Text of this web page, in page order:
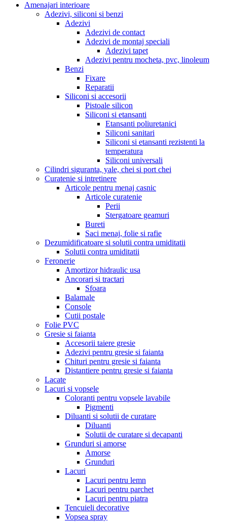
Amenajari interioare
Adezivi, siliconi si benzi
Adezivi
Adezivi de contact
Adezivi de montaj speciali
Adezivi tapet
Adezivi pentru mocheta, pvc, linoleum
Benzi
Fixare
Reparatii
Siliconi si accesorii
Pistoale silicon
Siliconi si etansanti
Etansanti poliuretanici
Siliconi sanitari
Siliconi si etansanti rezistenti la
temperatura
Siliconi universali
Cilindri siguranta, yale, chei si port chei
Curatenie si intretinere
Articole pentru menaj casnic
Articole curatenie
Perii
Stergatoare geamuri
Bureti
Saci menaj, folie si rafie
Dezumidificatoare si solutii contra umiditatii
Solutii contra umiditatii
Feronerie
Amortizor hidraulic usa
Ancorari si tractari
Sfoara
Balamale
Console
Cutii postale
Folie PVC
Gresie si faianta
Accesorii taiere gresie
Adezivi pentru gresie si faianta
Chituri pentru gresie si faianta
Distantiere pentru gresie si faianta
Lacate
Lacuri si vopsele
Coloranti pentru vopsele lavabile
Pigmenti
Diluanti si solutii de curatare
Diluanti
Solutii de curatare si decapanti
Grunduri si amorse
Amorse
Grunduri
Lacuri
Lacuri pentru lemn
Lacuri pentru parchet
Lacuri pentru piatra
Tencuieli decorative
Vopsea spray